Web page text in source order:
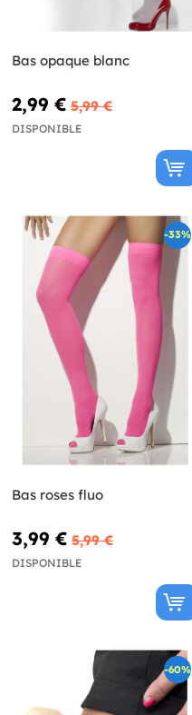
Bas opaque blanc
2,99 € 5,99 €
DISPONIBLE
-33%
Bas roses fluo
3,99 € 5,99 €
DISPONIBLE
-60%